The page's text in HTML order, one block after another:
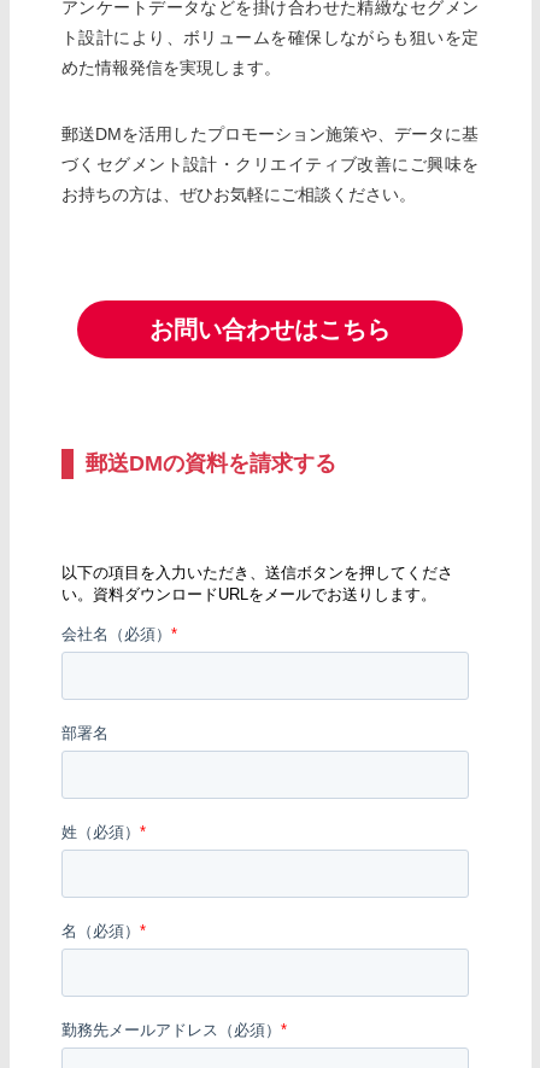
アンケートデータなどを掛け合わせた精緻なセグメン
ト設計により、ボリュームを確保しながらも狙いを定
めた情報発信を実現します。
郵送DMを活用したプロモーション施策や、データに基
づくセグメント設計・クリエイティブ改善にご興味を
お持ちの方は、ぜひお気軽にご相談ください。
お問い合わせはこちら
郵送DMの資料を請求する